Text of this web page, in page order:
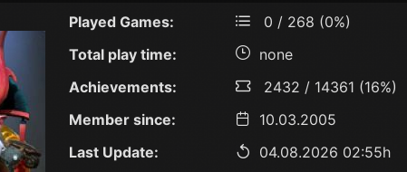
Played Games:
0 / 268 (0%)
Total play time:
none
Achievements:
2432 / 14361 (16%)
Member since:
10.03.2005
Last Update:
04.08.2026 02:55h